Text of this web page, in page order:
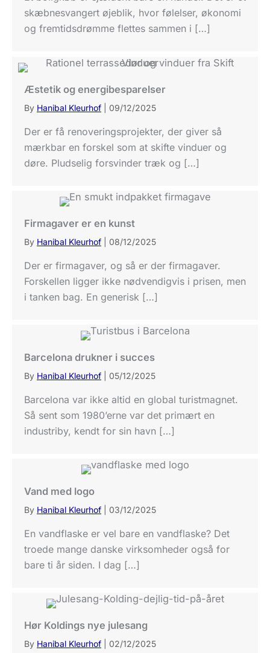
skæbnesvangert øjeblik, hvor følelser, økonomi
og fremtidsdrømme flettes sammen i […]
Æstetik og energibesparelser
By Hanibal Kleurhof 09/12/2025
Der er få renoveringsprojekter, der giver så
mærkbar en forskel som at skifte vinduer og
døre. Pludselig forsvinder træk og […]
Firmagaver er en kunst
By Hanibal Kleurhof 08/12/2025
Der er firmagaver, og så er der firmagaver.
Forskellen ligger ikke nødvendigvis i prisen, men
i tanken bag. En generisk […]
Barcelona drukner i succes
By Hanibal Kleurhof 05/12/2025
Barcelona var ikke altid en global turistmagnet.
Så sent som 1980’erne var det primært en
industriby, kendt for sin havn […]
Vand med logo
By Hanibal Kleurhof 03/12/2025
En vandflaske er vel bare en vandflaske? Det
troede mange danske virksomheder også for
bare ti år siden. I dag […]
Hør Koldings nye julesang
By Hanibal Kleurhof 02/12/2025